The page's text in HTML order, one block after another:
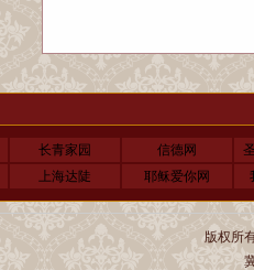
长青家园 信德网
上海达陡 耶稣爱你网
版权所